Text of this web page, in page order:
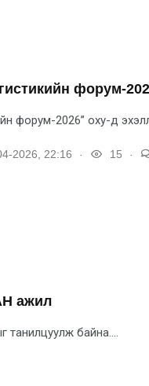
форум-
форум-2026” оху-д
2026, 22:16 15
ажил
танилцуулж байна....